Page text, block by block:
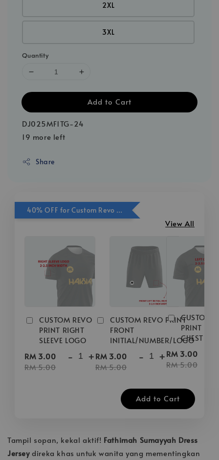
2XL
3XL
Quantity
Add to Cart
DJ025MF1TG-24
19 more left
Share
40% OFF for Custom Revo Print Add On
View All
CUSTOM REVO
PRINT RIGHT
SLEEVE LOGO
RM 3.00
RM 5.00
- +
CUSTOM REVO PRINT
FRONT
INITIAL/NUMBER/LOGO
RM 3.00
RM 5.00
- +
CUSTOM
PRINT LEFT
CHEST
RM 3.00
RM 5.00
Add to Cart
Tampil sopan, kekal aktif! Fathimah Sumayyah Dress
Jerseydireka khas untuk wanita yang mementingkan